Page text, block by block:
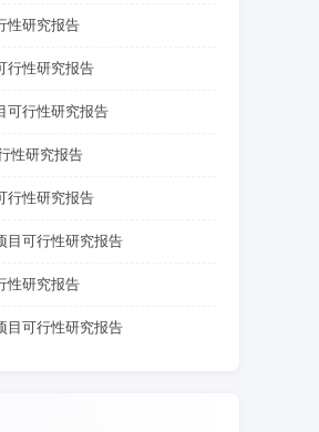
性研究报告
行性研究报告
可行性研究报告
性研究报告
行性研究报告
目可行性研究报告
性研究报告
目可行性研究报告